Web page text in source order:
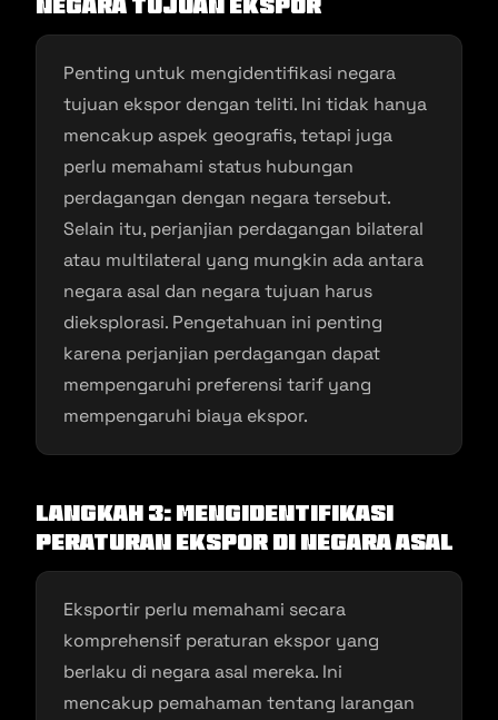
Negara Tujuan Ekspor
Penting untuk mengidentifikasi negara
tujuan ekspor dengan teliti. Ini tidak hanya
mencakup aspek geografis, tetapi juga
perlu memahami status hubungan
perdagangan dengan negara tersebut.
Selain itu, perjanjian perdagangan bilateral
atau multilateral yang mungkin ada antara
negara asal dan negara tujuan harus
dieksplorasi. Pengetahuan ini penting
karena perjanjian perdagangan dapat
mempengaruhi preferensi tarif yang
mempengaruhi biaya ekspor.
Langkah 3: Mengidentifikasi
Peraturan Ekspor di Negara Asal
Eksportir perlu memahami secara
komprehensif peraturan ekspor yang
berlaku di negara asal mereka. Ini
mencakup pemahaman tentang larangan